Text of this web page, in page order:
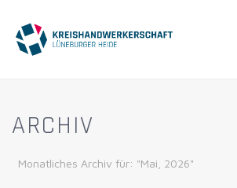
ARCHIV
Monatliches Archiv für: "Mai, 2026"